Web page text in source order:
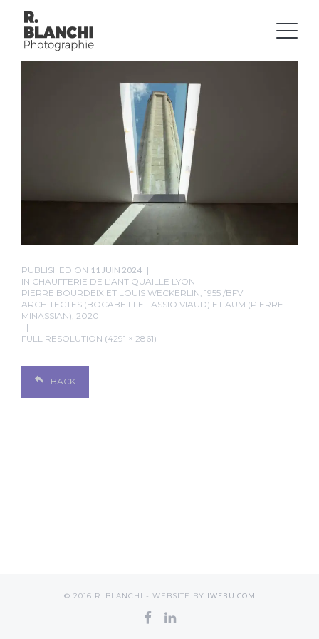
PUBLISHED ON 11 JUIN 2024
IN CHAUFFERIE DE L’ANTIQUAILLE LYON
PIERRE BOURDEIX ET LOUIS WECKERLIN, 1955 /BFV
ARCHITECTES (BOCABEILLE FASSIO VIAUD) ET AUM (PIERRE
MINASSIAN), 2020
FULL RESOLUTION (4291 × 2861)
BACK
© 2016 R. BLANCHI - WEBSITE BY IWEBU.COM